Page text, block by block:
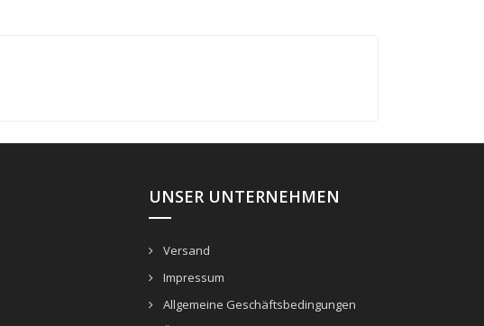
UNSER UNTERNEHMEN
Versand
Impressum
Allgemeine Geschäftsbedingungen